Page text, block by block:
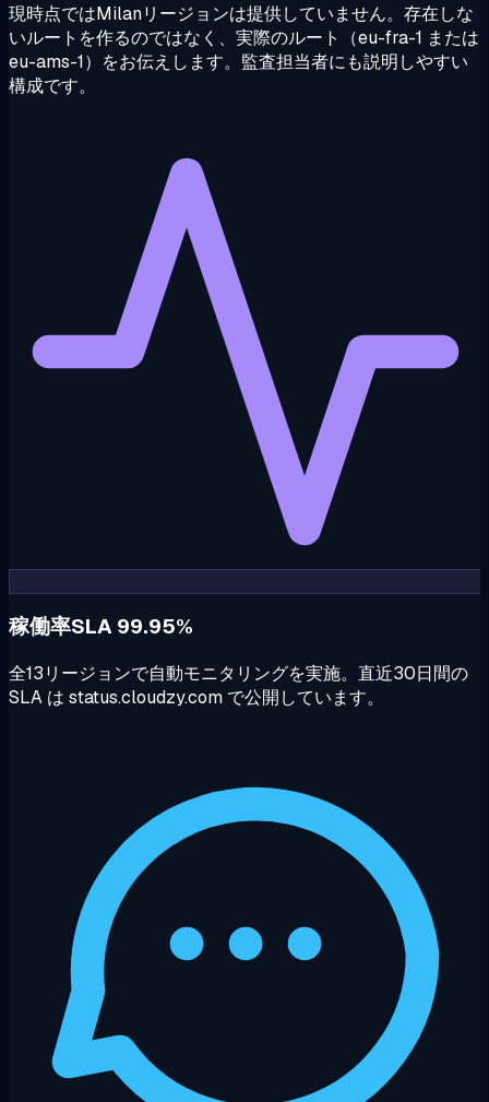
現時点ではMilanリージョンは提供していません。存在しな
いルートを作るのではなく、実際のルート（eu-fra-1 または
eu-ams-1）をお伝えします。監査担当者にも説明しやすい
構成です。
稼働率SLA 99.95%
全13リージョンで自動モニタリングを実施。直近30日間の
SLA は status.cloudzy.com で公開しています。